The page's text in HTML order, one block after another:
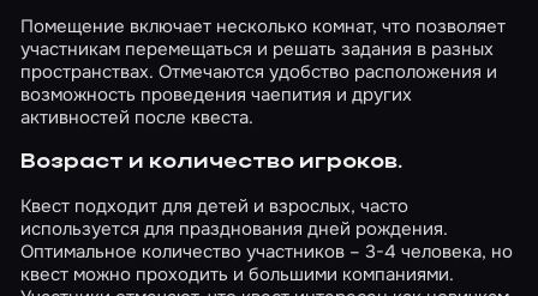
Помещение включает несколько комнат, что позволяет
участникам перемещаться и решать задания в разных
пространствах. Отмечаются удобство расположения и
возможность проведения чаепития и других
активностей после квеста.
Возраст и количество игроков.
Квест подходит для детей и взрослых, часто
используется для празднования дней рождения.
Оптимальное количество участников – 3-4 человека, но
квест можно проходить и большими компаниями.